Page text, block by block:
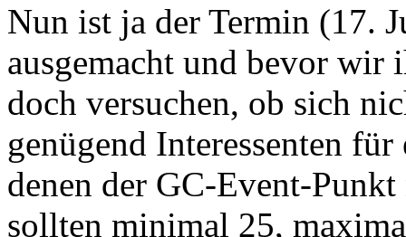
Nun ist ja der Termin (17.
ausgemacht und bevor wir
doch versuchen, ob sich
genügend Interessenten
denen der GC-Event-
sollten minimal 25,